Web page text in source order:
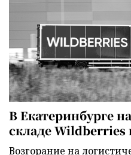
В Екатеринбурге
складе Wildberries
Возгорание на